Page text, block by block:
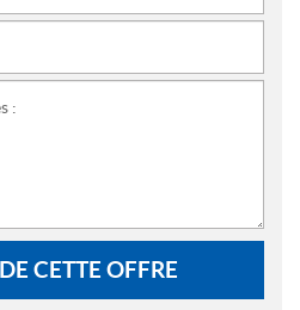
:
CETTE OFFRE